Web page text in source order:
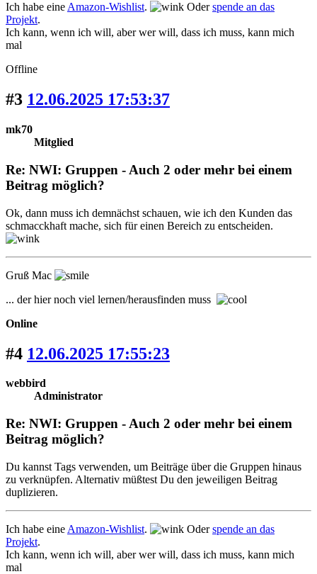
Ich habe eine Amazon-Wishlist. Oderspende an das
Projekt.
Ich kann, wenn ich will, aber wer will, dass ich muss, kann mich
mal
Offline
#3 12.06.2025 17:53:37
mk70
Mitglied
Re: NWI: Gruppen - Auch 2 oder mehr bei einem
Beitrag möglich?
Ok, dann muss ich demnächst schauen, wie ich den Kunden das
schmacckhaft mache, sich für einen Bereich zu entscheiden.
Gruß Mac
... der hier noch viel lernen/herausfinden muss
Online
#4 12.06.2025 17:55:23
webbird
Administrator
Re: NWI: Gruppen - Auch 2 oder mehr bei einem
Beitrag möglich?
Du kannst Tags verwenden, um Beiträge über die Gruppen hinaus
zu verknüpfen. Alternativ müßtest Du den jeweiligen Beitrag
duplizieren.
Ich habe eine Amazon-Wishlist. Oderspende an das
Projekt.
Ich kann, wenn ich will, aber wer will, dass ich muss, kann mich
mal